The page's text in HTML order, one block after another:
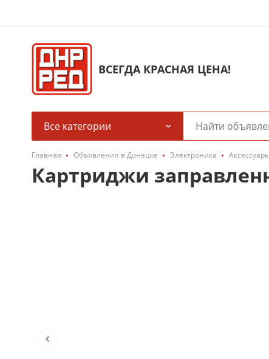
ВСЕГДА КРАСНАЯ ЦЕНА!
Все категории
Главная Объявления в Донецке Электроника
Картриджи